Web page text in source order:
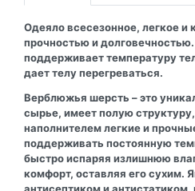
Одеяло всесезонное, легкое и
прочностью и
поддерживает температуру
дает телу перегреваться.
Верблюжья шерсть – это
сырье, имеет полую
наполнителем легкие и
поддерживать постоянную
быстро испаряя излишнюю
комфорт, оставляя его сухим.